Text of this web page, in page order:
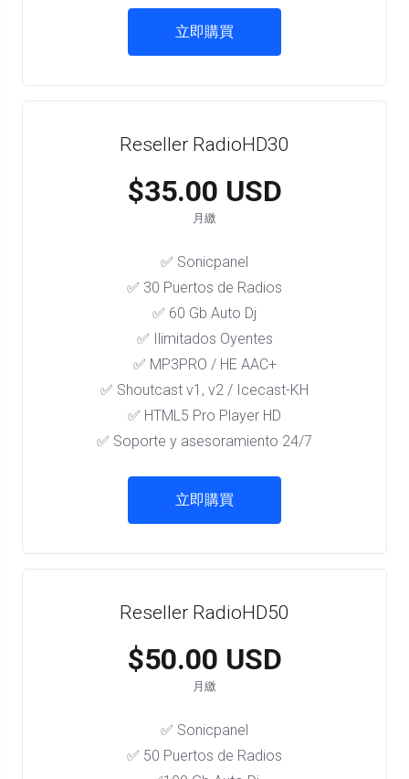
立即購買
Reseller RadioHD30
$35.00 USD
月繳
✅ Sonicpanel
✅ 30 Puertos de Radios
✅ 60 Gb Auto Dj
✅ Ilimitados Oyentes
✅ MP3PRO / HE AAC+
✅ Shoutcast v1, v2 / Icecast-KH
✅ HTML5 Pro Player HD
✅ Soporte y asesoramiento 24/7
立即購買
Reseller RadioHD50
$50.00 USD
月繳
✅ Sonicpanel
✅ 50 Puertos de Radios